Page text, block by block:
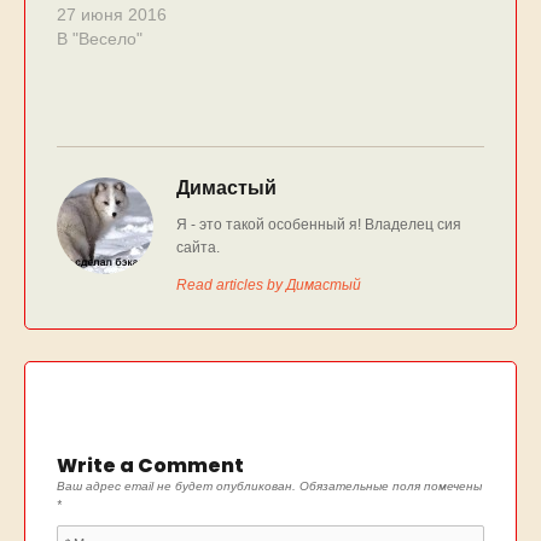
27 июня 2016
В "Весело"
Димастый
Я - это такой особенный я! Владелец сия
сайта.
Read articles by Димастый
Write a Comment
Ваш адрес email не будет опубликован. Обязательные поля помечены
*